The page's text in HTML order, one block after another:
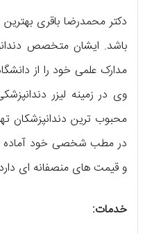
دکتر محمدرضا باقری بهترین
باشد. ایشان متخصص
مدارک علمی خود را از
وی در زمینه لیزر
محبوب ترین دندانپزشکان
در مطب شخصی خود آماده
و قیمت های منصفانه ای
خدمات: